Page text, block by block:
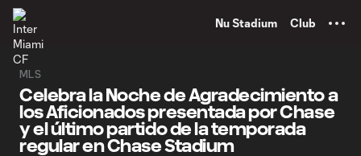
Nu Stadium Club
MLS
Celebra la Noche de Agradecimiento a
los Aficionados presentada por Chase
y el último partido de la temporada
regular en Chase Stadium